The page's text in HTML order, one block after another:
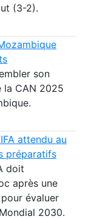
(3-2).
son
la CAN 2025
attendu au
préparatifs
doit
après une
évaluer
2030.